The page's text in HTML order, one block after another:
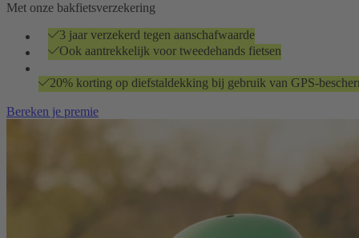
Met onze bakfietsverzekering
3 jaar verzekerd tegen aanschafwaarde
Ook aantrekkelijk voor tweedehands fietsen
20% korting op diefstaldekking bij gebruik van GPS-
Bereken je premie